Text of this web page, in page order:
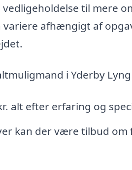
til mere
afhængigt af
i Yderby
alt efter erfaring og
kan der være tilbud